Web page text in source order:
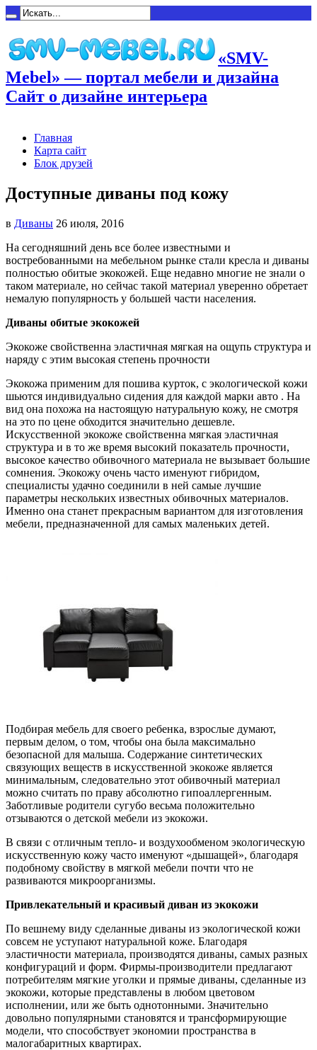
«SMV-
Mebel» — портал мебели и дизайна
Сайт о дизайне интерьера
Главная
Карта сайт
Блок друзей
Доступные диваны под кожу
в Диваны 26 июля, 2016
На сегодняшний день все более известными и
востребованными на мебельном рынке стали кресла и диваны
полностью обитые экокожей. Еще недавно многие не знали о
таком материале, но сейчас такой материал уверенно обретает
немалую популярность у большей части населения.
Диваны обитые экокожей
Экокоже свойственна эластичная мягкая на ощупь структура и
наряду с этим высокая степень прочности
Экокожа применим для пошива курток, с экологической кожи
шьются индивидуально сидения для каждой марки авто . На
вид она похожа на настоящую натуральную кожу, не смотря
на это по цене обходится значительно дешевле.
Искусственной экокоже свойственна мягкая эластичная
структура и в то же время высокий показатель прочности,
высокое качество обивочного материала не вызывает большие
сомнения. Экокожу очень часто именуют гибридом,
специалисты удачно соединили в ней самые лучшие
параметры нескольких известных обивочных материалов.
Именно она станет прекрасным вариантом для изготовления
мебели, предназначенной для самых маленьких детей.
Подбирая мебель для своего ребенка, взрослые думают,
первым делом, о том, чтобы она была максимально
безопасной для малыша. Содержание синтетических
связующих веществ в искусственной экокоже является
минимальным, следовательно этот обивочный материал
можно считать по праву абсолютно гипоаллергенным.
Заботливые родители сугубо весьма положительно
отзываются о детской мебели из экокожи.
В связи с отличным тепло- и воздухообменом экологическую
искусственную кожу часто именуют «дышащей», благодаря
подобному свойству в мягкой мебели почти что не
развиваются микроорганизмы.
Привлекательный и красивый диван из экокожи
По вешнему виду сделанные диваны из экологической кожи
совсем не уступают натуральной коже. Благодаря
эластичности материала, производятся диваны, самых разных
конфигураций и форм. Фирмы-производители предлагают
потребителям мягкие уголки и прямые диваны, сделанные из
экокожи, которые представлены в любом цветовом
исполнении, или же быть однотонными. Значительно
довольно популярными становятся и трансформирующие
модели, что способствует экономии пространства в
малогабаритных квартирах.